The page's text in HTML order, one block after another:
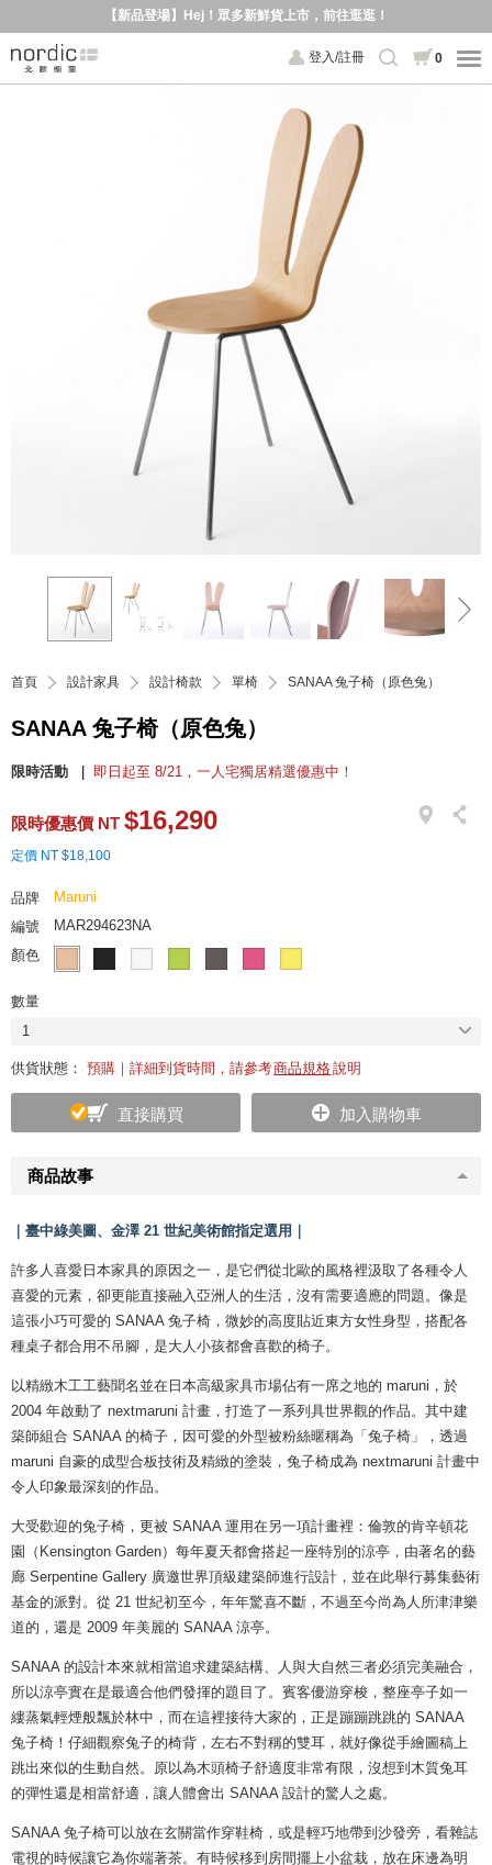
【新品登場】Hej！眾多新鮮貨上市，前往逛逛！
登入/註冊 0
首頁 設計家具 設計椅款 單椅 SANAA 兔子椅（原色兔）
SANAA 兔子椅（原色兔）
限時活動 即日起至 8/21，一人宅獨居精選優惠中！
商品故事
｜臺中綠美圖、金澤 21 世紀美術館指定選用｜
許多人喜愛日本家具的原因之一，是它們從北歐的風格裡汲取了各種令人
喜愛的元素，卻更能直接融入亞洲人的生活，沒有需要適應的問題。像是
這張小巧可愛的 SANAA 兔子椅，微妙的高度貼近東方女性身型，搭配各
種桌子都合用不吊腳，是大人小孩都會喜歡的椅子。
以精緻木工工藝聞名並在日本高級家具市場佔有一席之地的 maruni，於
2004 年啟動了 nextmaruni 計畫，打造了一系列具世界觀的作品。其中建
築師組合 SANAA 的椅子，因可愛的外型被粉絲暱稱為「兔子椅」，透過
maruni 自豪的成型合板技術及精緻的塗裝，兔子椅成為 nextmaruni 計畫中
令人印象最深刻的作品。
大受歡迎的兔子椅，更被 SANAA 運用在另一項計畫裡：倫敦的肯辛頓花
園（Kensington Garden）每年夏天都會搭起一座特別的涼亭，由著名的藝
廊 Serpentine Gallery 廣邀世界頂級建築師進行設計，並在此舉行募集藝術
基金的派對。從 21 世紀初至今，年年驚喜不斷，不過至今尚為人所津津樂
道的，還是 2009 年美麗的 SANAA 涼亭。
SANAA 的設計本來就相當追求建築結構、人與大自然三者必須完美融合，
所以涼亭實在是最適合他們發揮的題目了。賓客優游穿梭，整座亭子如一
縷蒸氣輕煙般飄於林中，而在這裡接待大家的，正是蹦蹦跳跳的 SANAA
兔子椅！仔細觀察兔子的椅背，左右不對稱的雙耳，就好像從手繪圖稿上
跳出來似的生動自然。原以為木頭椅子舒適度非常有限，沒想到木質兔耳
的彈性還是相當舒適，讓人體會出 SANAA 設計的驚人之處。
SANAA 兔子椅可以放在玄關當作穿鞋椅，或是輕巧地帶到沙發旁，看雜誌
電視的時候讓它為你端著茶。有時候移到房間擺上小盆栽，放在床邊為明
限時優惠價 NT $16,290
定價 NT $18,100
品牌
Maruni
編號
MAR294623NA
顏色
數量
1
供貨狀態： 預購｜詳細到貨時間，請參考商品規格說明
直接購買 加入購物車